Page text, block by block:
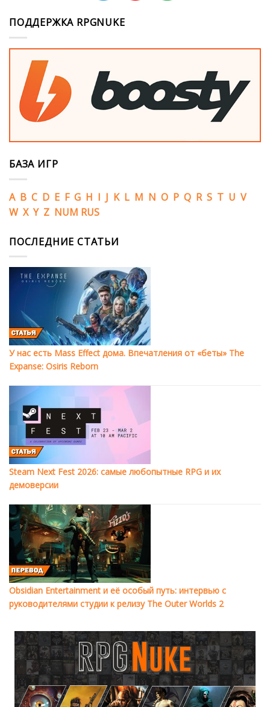
ПОДДЕРЖКА RPGNUKE
БАЗА ИГР
A B C D E F G H I J K L M N O P Q R S T U V
W X Y Z NUM RUS
ПОСЛЕДНИЕ СТАТЬИ
У нас есть Mass Effect дома. Впечатления от «беты» The
Expanse: Osiris Reborn
Steam Next Fest 2026: самые любопытные RPG и их
демоверсии
Obsidian Entertainment и её особый путь: интервью с
руководителями студии к релизу The Outer Worlds 2